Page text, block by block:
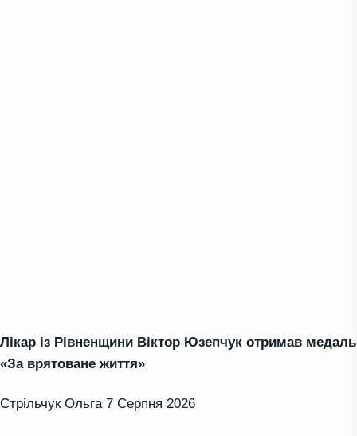
Лікар із Рівненщини Віктор Юзепчук отримав медаль
«За врятоване життя»
Стрільчук Ольга 7 Серпня 2026